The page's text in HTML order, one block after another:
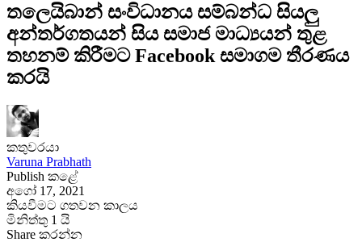
තලෙයිබාන් සංවිධානය සම්බන්ධ සියලු
අන්තර්ගතයන් සිය සමාජ මාධ්‍යයන් තුළ
තහනම් කිරීමට Facebook සමාගම තීරණය
කරයි
කතුවරයා
Varuna Prabhath
Publish කළේ
අගෝ 17, 2021
කියවීමට ගතවන කාලය
මිනිත්තු 1 යි
Share කරන්න